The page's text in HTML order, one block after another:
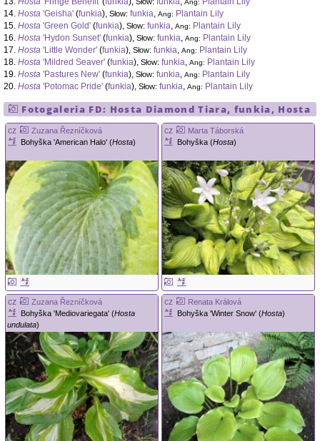
Ang:
14. Hosta 'Geisha' (funkia), Słow: funkia, Ang: Plantain Lily
15. Hosta 'Green Gold' (funkia), Słow: funkia, Ang: Plantain Lily
16. Hosta 'Hydon Sunset' (funkia), Słow: funkia, Ang: Plantain Lily
17. Hosta 'Little Wonder' (funkia), Słow: funkia, Ang: Plantain Lily
18. Hosta 'Mildred Seaver' (funkia), Słow: funkia, Ang: Plantain Lily
19. Hosta 'Pastures New' (funkia), Słow: funkia, Ang: Plantain Lily
20. Hosta 'Potomac Pride' (funkia), Słow: funkia, Ang: Plantain Lily
Fotogaleria FD: Hosta Diamond Tiara, funkia, Hosta
cz
Zuzana Řezníčková
Bohyška 'American Halo' (Hosta)
cz
Marta Táborská
Bohyška (Hosta)
cz
Zuzana Řezníčková
Bohyška 'Mediovariegata' (Hosta
undulata)
cz
Renata Králová
Bohyška 'Winter Snow' (Hosta)